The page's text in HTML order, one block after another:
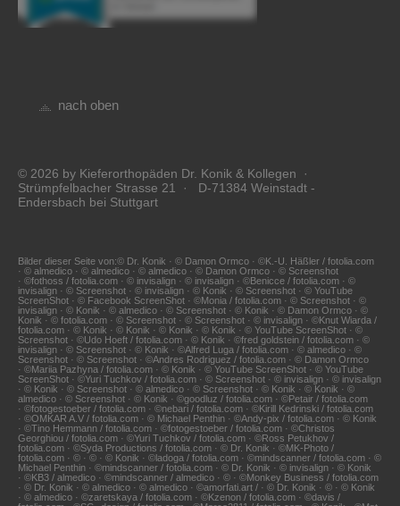
nach oben
© 2026 by Kieferorthopäden Dr. Konik & Kollegen ·
Strümpfelbacher Strasse 21 · D-71384 Weinstadt -
Endersbach bei Stuttgart
Bilder dieser Seite von:© Dr. Konik · © Damon Ormco · ©K.-U. Häßler / fotolia.com
· © almedico · © almedico · © almedico · © Damon Ormco · © Screenshot
· ©fothoss / fotolia.com · © invisalign · © invisalign · ©Benicce / fotolia.com · ©
invisalign · © Screenshot · © invisalign · © Konik · © Screenshot · © YouTube
ScreenShot · © Facebook ScreenShot · ©Monia / fotolia.com · © Screenshot · ©
invisalign · © Konik · © almedico · © Screenshot · © Konik · © Damon Ormco · ©
Konik · © fotolia.com · © Screenshot · © Screenshot · © invisalign · ©Knut Wiarda /
fotolia.com · © Konik · © Konik · © Konik · © Konik · © YouTube ScreenShot · ©
Screenshot · ©Udo Hoeft / fotolia.com · © Konik · ©fred goldstein / fotolia.com · ©
invisalign · © Screenshot · © Konik · ©Alfred Luga / fotolia.com · © almedico · ©
Screenshot · © Screenshot · ©Andres Rodriguez / fotolia.com · © Damon Ormco
· ©Mariia Pazhyna / fotolia.com · © Konik · © YouTube ScreenShot · © YouTube
ScreenShot · ©Yuri Tuchkov / fotolia.com · © Screenshot · © invisalign · © invisalign
· © Konik · © Screenshot · © almedico · © Screenshot · © Konik · © Konik · ©
almedico · © Screenshot · © Konik · ©goodluz / fotolia.com · ©Petair / fotolia.com
· ©fotogestoeber / fotolia.com · ©nebari / fotolia.com · ©Kirill Kedrinski / fotolia.com
· ©OMKAR A.V / fotolia.com · © Michael Penthin · ©Andy-pix / fotolia.com · © Konik
· ©Tino Hemmann / fotolia.com · ©fotogestoeber / fotolia.com · ©Christos
Georghiou / fotolia.com · ©Yuri Tuchkov / fotolia.com · ©Ross Petukhov /
fotolia.com · ©Syda Productions / fotolia.com · © Dr. Konik · ©MK-Photo /
fotolia.com · © · © · © Konik · ©ladoga / fotolia.com · ©mindscanner / fotolia.com · ©
Michael Penthin · ©mindscanner / fotolia.com · © Dr. Konik · © invisalign · © Konik
· ©KB3 / almedico · ©mindscanner / almedico · © · ©Monkey Business / fotolia.com
· © Dr. Konik · © almedico · © almedico · ©amorfati.art / · © Dr. Konik · © · © Konik
· © almedico · ©zaretskaya / fotolia.com · ©Kzenon / fotolia.com · ©davis /